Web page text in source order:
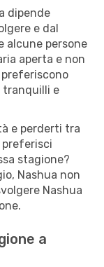
dipende
e dal
alcune persone
aperta e non
tranquilli e
e perderti tra
preferisci
stagione?
Nashua non
Nashua
a